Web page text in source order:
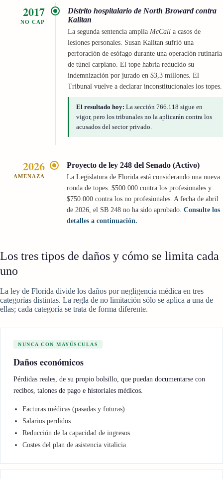
2017
NO CAP
Distrito hospitalario de North Broward contra
Kalitan
La segunda sentencia amplía McCall a casos de
lesiones personales. Susan Kalitan sufrió una
perforación de esófago durante una operación rutinaria
de túnel carpiano. El tope habría reducido su
indemnización por jurado en $3,3 millones. El
Tribunal vuelve a declarar inconstitucionales los topes.
El resultado hoy: La sección 766.118 sigue en
vigor, pero los tribunales no la aplicarán contra los
acusados del sector privado.
2026
AMENAZA
Proyecto de ley 248 del Senado (Activo)
La Legislatura de Florida está considerando una nueva
ronda de topes: $500.000 contra los profesionales y
$750.000 contra los no profesionales. A fecha de abril
de 2026, el SB 248 no ha sido aprobado. Consulte los
detalles a continuación.
Los tres tipos de daños y cómo se limita cada
uno
La ley de Florida divide los daños por negligencia médica en tres
categorías distintas. La regla de no limitación sólo se aplica a una de
ellas; cada categoría se trata de forma diferente.
NUNCA CON MAYÚSCULAS
Daños económicos
Pérdidas reales, de su propio bolsillo, que puedan documentarse con
recibos, talones de pago e historiales médicos.
Facturas médicas (pasadas y futuras)
Salarios perdidos
Reducción de la capacidad de ingresos
Costes del plan de asistencia vitalicia